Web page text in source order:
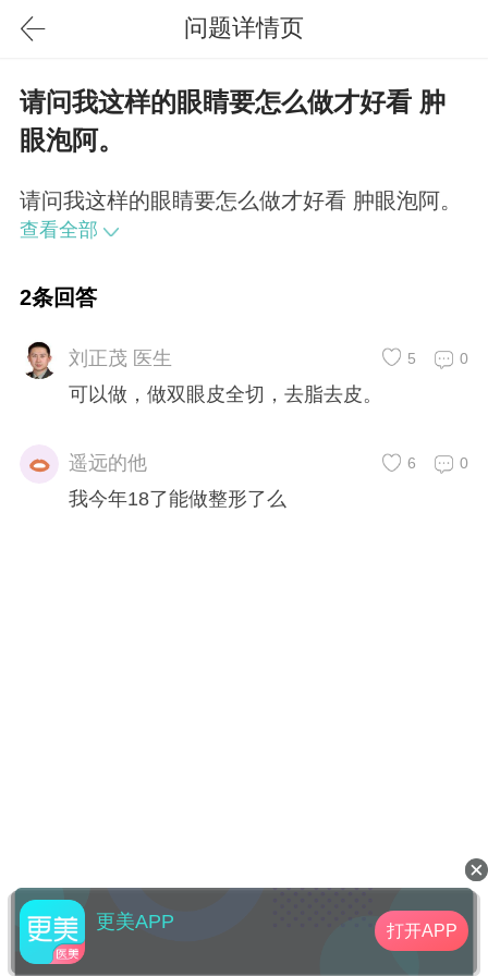
问题详情页
请问我这样的眼睛要怎么做才好看 肿
眼泡阿。
请问我这样的眼睛要怎么做才好看 肿眼泡阿。
查看全部
2条回答
刘正茂 医生 0
5
可以做，做双眼皮全切，去脂去皮。
遥远的他 0
6
我今年18了能做整形了么
更美APP 打开APP